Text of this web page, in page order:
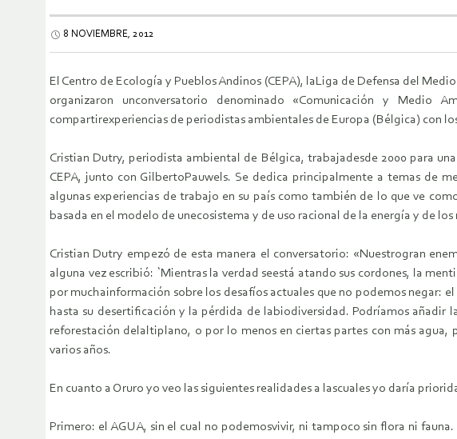
8 NOVIEMBRE, 2012
El Centro de Ecología y Pueblos Andinos (CEPA), laLiga de Defensa del
organizaron unconversatorio denominado «Comunicación y
compartirexperiencias de periodistas ambientales de Europa (Bélgica) con
Cristian Dutry, periodista ambiental de Bélgica, trabajadesde 2000 para
CEPA, junto con GilbertoPauwels. Se dedica principalmente a temas de
algunas experiencias de trabajo en su país como también de lo que ve
basada en el modelo de unecosistema y de uso racional de la energía y de los
Cristian Dutry empezó de esta manera el conversatorio: «Nuestrogran
alguna vez escribió: `Mientras la verdad seestá atando sus cordones, la
por muchainformación sobre los desafíos actuales que no podemos
hasta su desertificación y la pérdida de labiodiversidad. Podríamos
reforestación delaltiplano, o por lo menos en ciertas partes con más
varios años.
En cuanto a Oruro yo veo las siguientes realidades a lascuales yo daría
Primero: el AGUA, sin el cual no podemosvivir, ni tampoco sin flora ni